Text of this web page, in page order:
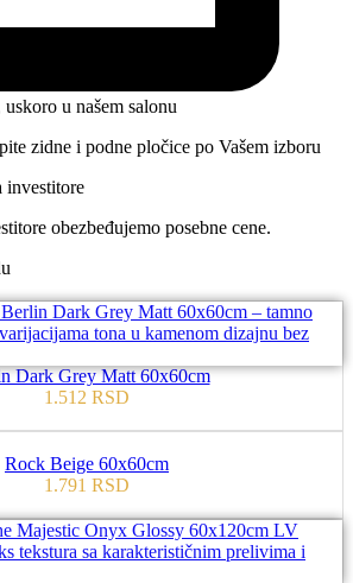
u našem salonu
zidne i podne pločice po Vašem izboru
investitore
obezbeđujemo posebne cene.
Dark Grey Matt 60x60cm
1.512 RSD
Rock Beige 60x60cm
1.791 RSD